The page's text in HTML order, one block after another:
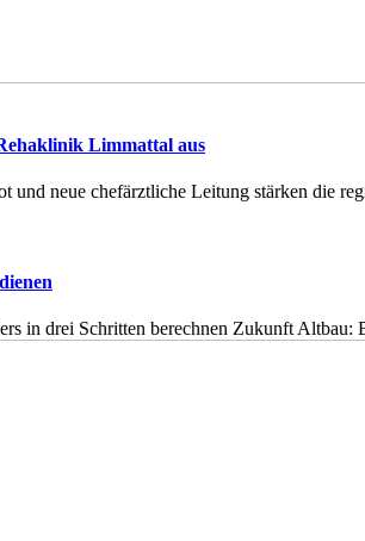
Limmattal aus
und neue chefärztliche Leitung stärken die
in drei Schritten berechnen Zukunft